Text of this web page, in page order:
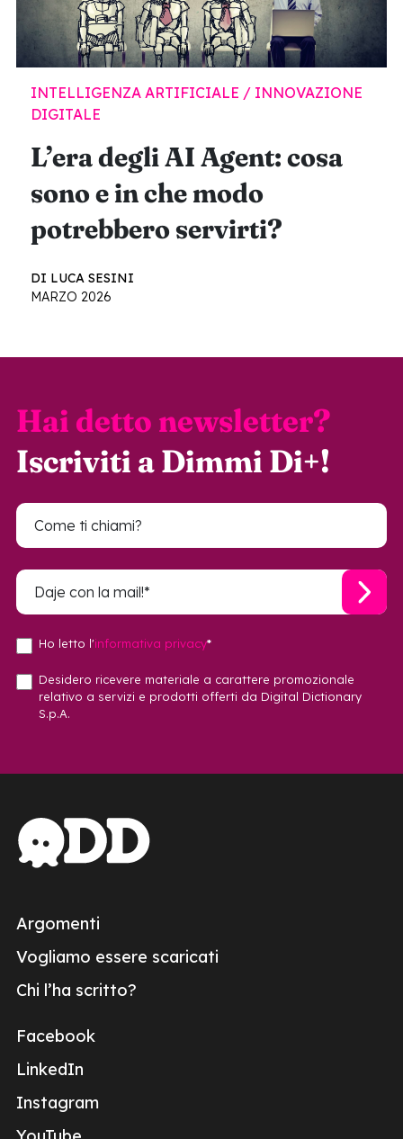
INTELLIGENZA ARTIFICIALE / INNOVAZIONE
DIGITALE
L’era degli AI Agent: cosa
sono e in che modo
potrebbero servirti?
DI LUCA SESINI
MARZO 2026
Hai detto newsletter?
Iscriviti a Dimmi Di+!
Ho letto l'informativa privacy*
Desidero ricevere materiale a carattere promozionale
relativo a servizi e prodotti offerti da Digital Dictionary
S.p.A.
Argomenti
Vogliamo essere scaricati
Chi l’ha scritto?
Facebook
LinkedIn
Instagram